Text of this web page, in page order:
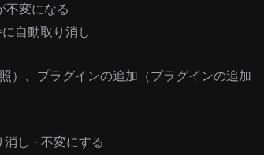
不変になる
自動取り消し
）、プラグインの追加（プラグインの追加
消し · 不変にする